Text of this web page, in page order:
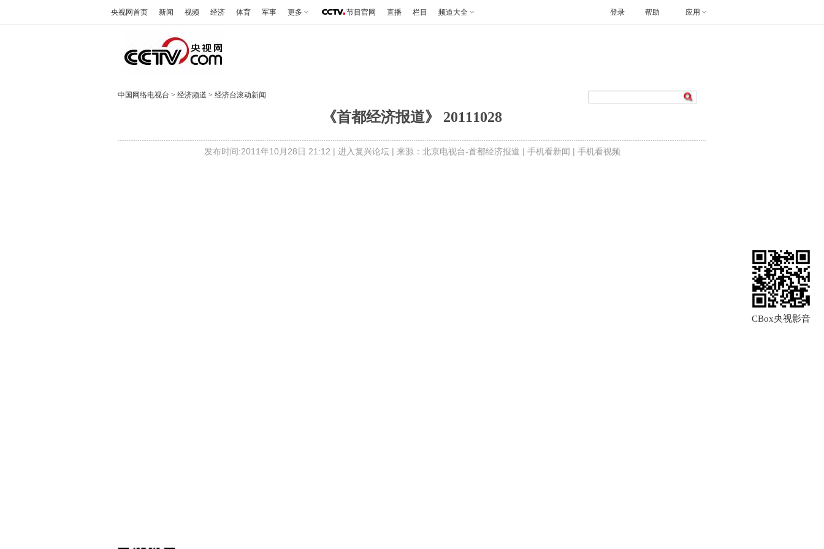
央视网首页 新闻 视频 经济 体育 军事 更多 节目官网 直播 栏目 频道大全 帮助 应用
登录
中国网络电视台 > 经济频道 > 经济台滚动新闻
《首都经济报道》 20111028
发布时间:2011年10月28日 21:12 | 进入复兴论坛| 来源：北京电视台-首都经济报道 | 手机看新闻 | 手机看视频
CBox央视影音